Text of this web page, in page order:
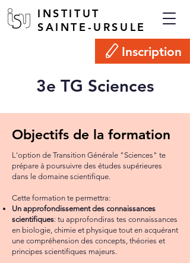
INSTITUT
SAINTE-URSULE
Inscription
3e TG Sciences
Objectifs de la formation
L'option de Transition Générale "Sciences" te
prépare à poursuivre des études supérieures
dans le domaine scientifique.
Cette formation te permettra:
Un approfondissement des connaissances
scientifiques: tu approfondiras tes connaissances
en biologie, chimie et physique tout en acquérant
une compréhension des concepts, théories et
principes scientifiques majeurs.